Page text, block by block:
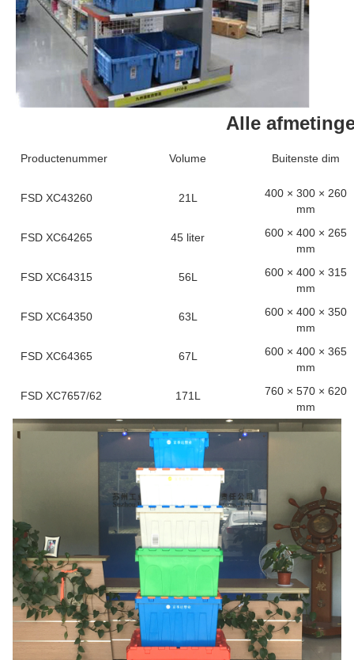
Alle
Productenummer Volume Buitenste dim
FSD XC43260 21L
400 × 300 × 260
mm
FSD XC64265 45 liter
600 × 400 × 265
mm
FSD XC64315 56L
600 × 400 × 315
mm
FSD XC64350 63L
600 × 400 × 350
mm
FSD XC64365 67L
600 × 400 × 365
mm
FSD XC7657/62 171L
760 × 570 × 620
mm